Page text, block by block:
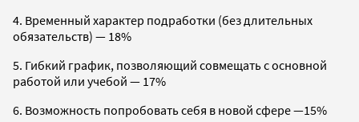
4. Временный характер подработки (без длительных
обязательств) — 18%
5. Гибкий график, позволяющий совмещать с основной
работой или учебой — 17%
6. Возможность попробовать себя в новой сфере —15%